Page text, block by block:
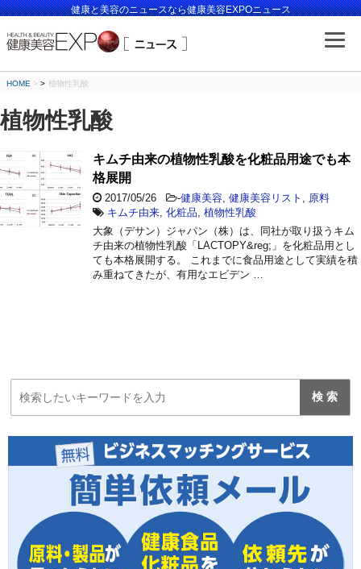
健康と美容のニュースなら健康美容EXPOニュース
HOME > 植物性乳酸
植物性乳酸
キムチ由来の植物性乳酸を化粧品用途でも本
格展開
2017/05/26 -健康美容 健康美容リスト
原料
キムチ由来 化粧品 植物性乳酸
大象（デサン）ジャパン（株）は、同社が取り扱うキム
チ由来の植物性乳酸「LACTOPY&reg;」を化粧品用とし
ても本格展開する。 これまでに食品用途として実績を積
み重ねてきたが、有用なエビデン …